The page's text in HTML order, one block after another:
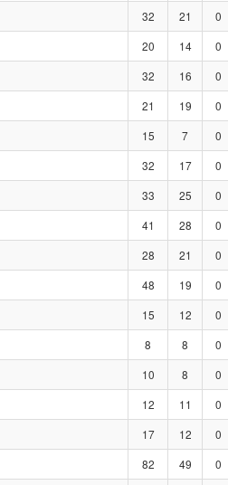
32 21 0
20 14 0
32 16 0
21 19 0
15 7 0
32 17 0
33 25 0
41 28 0
28 21 0
48 19 0
15 12 0
8 8 0
10 8 0
12 11 0
17 12 0
82 49 0